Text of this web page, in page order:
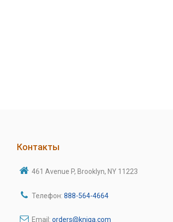
Контакты
461 Avenue P, Brooklyn, NY 11223
Телефон: 888-564-4664
Email: orders@kniga.com